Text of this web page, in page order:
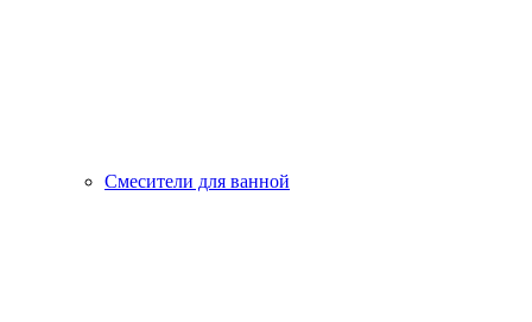
Смесители для ванной